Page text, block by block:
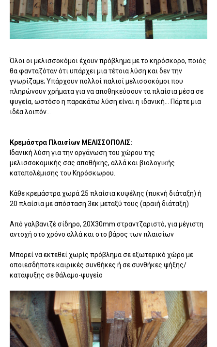
Όλοι οι μελισσοκόμοι έχουν πρόβλημα με το κηρόσκορο, ποιός
θα φανταζόταν ότι υπάρχει μια τέτοια λύση και δεν την
γνωρίζαμε; Υπάρχουν πολλοί παλιοί μελισσοκόμοι που
πληρώνουν χρήματα για να αποθηκεύσουν τα πλαίσια μέσα σε
ψυγεία, ωστόσο η παρακάτω λύση είναι η ιδανική... Πάρτε μια
ιδέα λοιπόν...
Κρεμάστρα Πλαισίων ΜΕΛΙΣΣΟΠΟΛΙΣ:
Ιδανική λύση για την οργάνωση του χώρου της
μελισσοκομικής σας αποθήκης, αλλά και βιολογικής
καταπολέμισης του Κηρόσκωρου.
Κάθε κρεμάστρα χωρά 25 πλαίσια κυψέλης (πυκνή διάταξη) ή
20 πλαίσια με απόσταση 3εκ μεταξύ τους (αραιή διάταξη)
Από γαλβανιζέ σίδηρο, 20Χ30mm στραντζαριστό, για μέγιστη
αντοχή στο χρόνο αλλά και στο βάρος των πλαισίων
Μπορεί να εκτεθεί χωρίς πρόβλημα σε εξωτερικό χώρο με
οποιεσδήποτε καιρικές συνθήκες ή σε συνθήκες ψήξης/
κατάψυξης σε θάλαμο-ψυγείο